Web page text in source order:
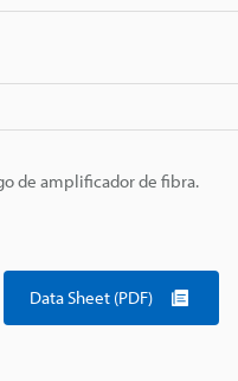
de amplificador de fibra.
Data Sheet (PDF)